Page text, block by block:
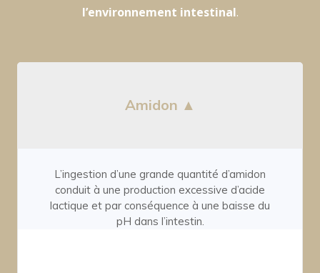
l’environnement intestinal.
Amidon ▲
L’ingestion d’une grande quantité d’amidon
conduit à une production excessive d’acide
lactique et par conséquence à une baisse du
pH dans l’intestin.